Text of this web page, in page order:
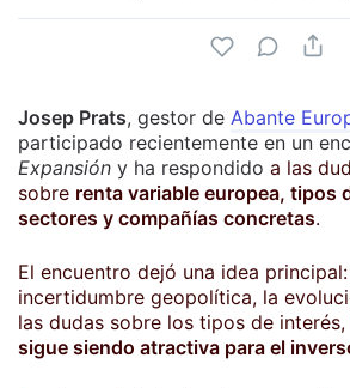
Josep Prats, gestor de Abante
participado recientemente en un
Expansión y ha respondido a las
sobre renta variable europea, tipos
sectores y compañías concretas.
El encuentro dejó una idea
incertidumbre geopolítica, la
las dudas sobre los tipos de interés,
sigue siendo atractiva para el